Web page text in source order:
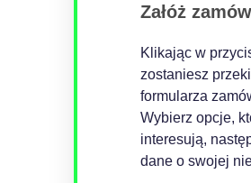
Załóż
Klikając w
zostaniesz
formularza
Wybierz opcje,
interesują,
dane o swojej